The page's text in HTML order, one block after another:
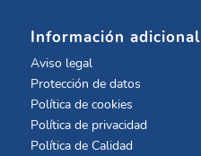
Información adicional
Aviso legal
Protección de datos
Política de cookies
Política de privacidad
Política de Calidad